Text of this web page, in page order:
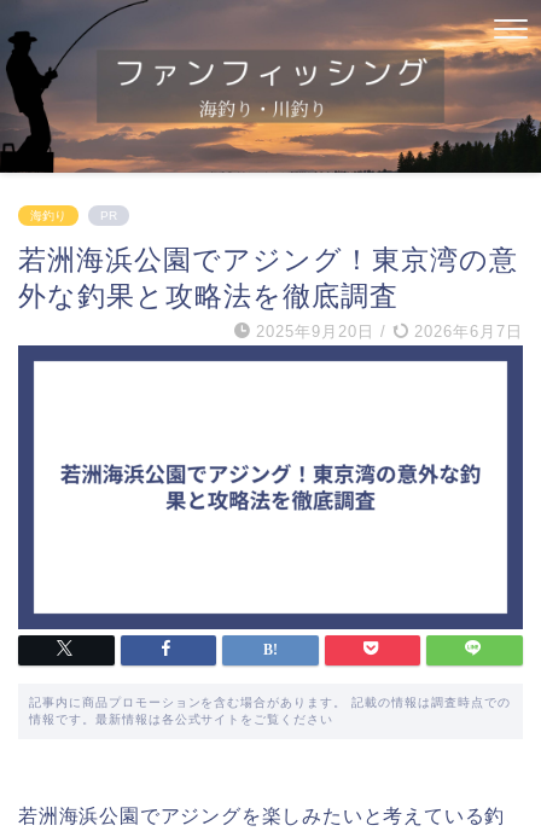
海釣り PR
若洲海浜公園でアジング！東京湾の意
外な釣果と攻略法を徹底調査
2025年9月20日 / 2026年6月7日
記事内に商品プロモーションを含む場合があります。 記載の情報は調査時点での
情報です。最新情報は各公式サイトをご覧ください
若洲海浜公園でアジングを楽しみたいと考えている釣